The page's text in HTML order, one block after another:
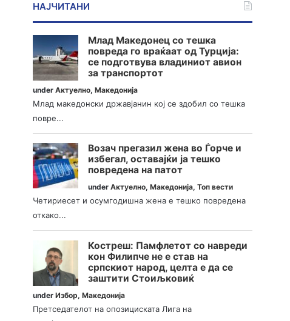
НАЈЧИТАНИ
Млад Македонец со тешка
повреда го враќаат од Турција:
се подготвува владиниот авион
за транспортот
underАктуелно,Македонија
Млад македонски државјанин кој се здобил со тешка
повре...
Возач прегазил жена во Ѓорче и
избегал, оставајќи ја тешко
повредена на патот
underАктуелно,Македонија,Топ вести
Четириесет и осумгодишна жена е тешко повредена
откако...
Костреш: Памфлетот со навреди
кон Филипче не е став на
српскиот народ, целта е да се
заштити Стоиљковиќ
underИзбор,Македонија
Претседателот на опозициската Лига на